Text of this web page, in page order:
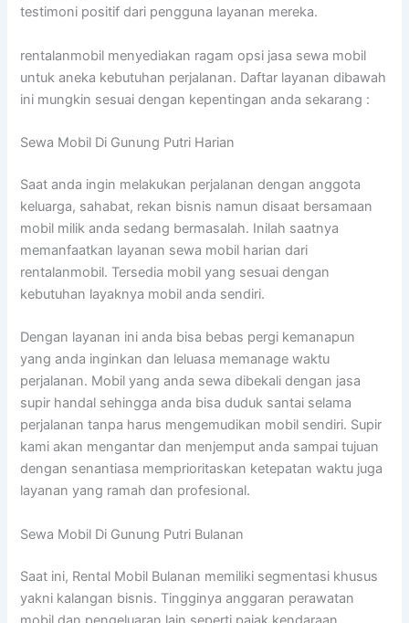
testimoni positif dari pengguna layanan mereka.
rentalanmobil menyediakan ragam opsi jasa sewa mobil
untuk aneka kebutuhan perjalanan. Daftar layanan dibawah
ini mungkin sesuai dengan kepentingan anda sekarang :
Sewa Mobil Di Gunung Putri Harian
Saat anda ingin melakukan perjalanan dengan anggota
keluarga, sahabat, rekan bisnis namun disaat bersamaan
mobil milik anda sedang bermasalah. Inilah saatnya
memanfaatkan layanan sewa mobil harian dari
rentalanmobil. Tersedia mobil yang sesuai dengan
kebutuhan layaknya mobil anda sendiri.
Dengan layanan ini anda bisa bebas pergi kemanapun
yang anda inginkan dan leluasa memanage waktu
perjalanan. Mobil yang anda sewa dibekali dengan jasa
supir handal sehingga anda bisa duduk santai selama
perjalanan tanpa harus mengemudikan mobil sendiri. Supir
kami akan mengantar dan menjemput anda sampai tujuan
dengan senantiasa memprioritaskan ketepatan waktu juga
layanan yang ramah dan profesional.
Sewa Mobil Di Gunung Putri Bulanan
Saat ini, Rental Mobil Bulanan memiliki segmentasi khusus
yakni kalangan bisnis. Tingginya anggaran perawatan